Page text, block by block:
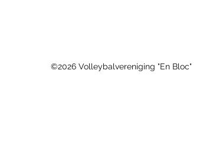
©2026 Volleybalvereniging "En Bloc"